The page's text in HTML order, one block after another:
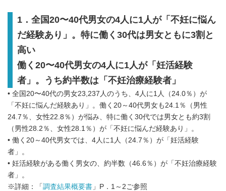
1．全国20〜40代男女の4人に1人が「不妊に悩ん
だ経験あり」。特に働く30代は男女ともに3割と
高い
働く20〜40代男女の4人に1人が「妊活経験
者」。うち約半数は「不妊治療経験者」
• 全国20〜40代の男女23,237人のうち、4人に1人（24.0％）が
「不妊に悩んだ経験あり」。働く20～40代男女も24.1％（男性
24.7％、女性22.8％）が悩み、特に働く30代では男女とも約3割
（男性28.2％、女性28.1％）が「不妊に悩んだ経験あり」。
• 働く20～40代男女では、4人に1人（24.7％）が「妊活経験
者」。
• 妊活経験がある働く男女の、約半数（46.6％）が「不妊治療経験
者」。
※詳細：「 調査結果概要書 」P．1～2ご参照